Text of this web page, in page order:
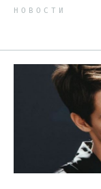
НОВОСТИ